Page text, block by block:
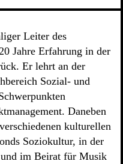
Leiter des
Jahre Erfahrung in der
Er lehrt an der
Sozial- und
Daneben
kulturellen
Soziokultur, in der
im Beirat für Musik